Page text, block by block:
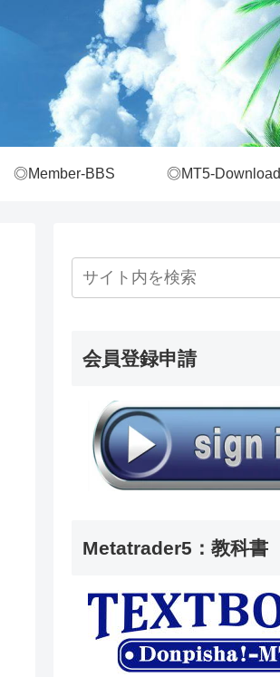
◎Member-BBS ◎MT5-Download
会員登録申請
Metatrader5：教科書